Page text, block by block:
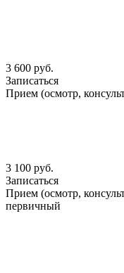
3 600 руб.
Записаться
Прием (осмотр,
3 100 руб.
Записаться
Прием (осмотр,
первичный